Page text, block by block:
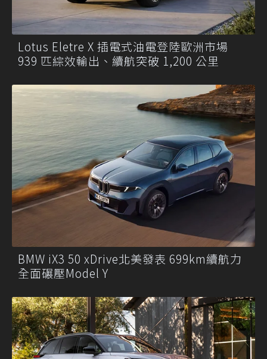
Lotus Eletre X 插電式油電登陸歐洲市場
939 匹綜效輸出、續航突破 1,200 公里
BMW iX3 50 xDrive北美發表 699km續航力
全面碾壓Model Y